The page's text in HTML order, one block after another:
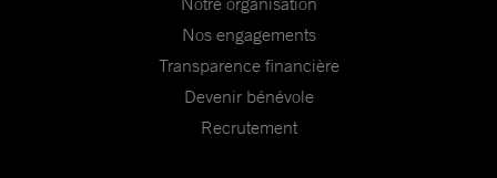
Nos engagements
Transparence financière
Devenir bénévole
Recrutement